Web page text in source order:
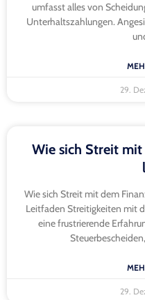
umfasst alles von
Unterhaltszahlungen.
29.
Wie sich Streit
Wie sich Streit mit dem
Leitfaden Streitigkeiten mit
eine frustrierende
29.